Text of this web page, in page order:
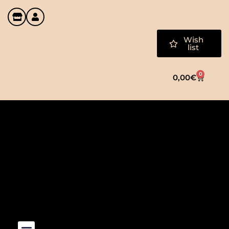
Wish
list
0,00€ 0